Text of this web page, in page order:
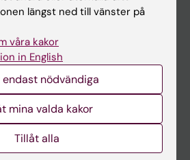
längst ned till vänster på
våra kakor
in English
nödvändiga
mina valda kakor
Tillåt alla